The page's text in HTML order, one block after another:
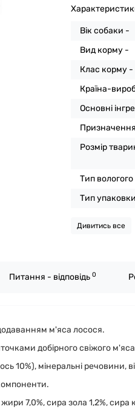
Вік собаки -
Вид корму -
Клас корму -
Країна-
Основні
Розмір
Тип
Тип
Дивитись все
Питання - відповідь 0
м'яса лосося.
добірного свіжого м'яса
10%), мінеральні речовини,
7,0%, сира зола 1,2%, сира